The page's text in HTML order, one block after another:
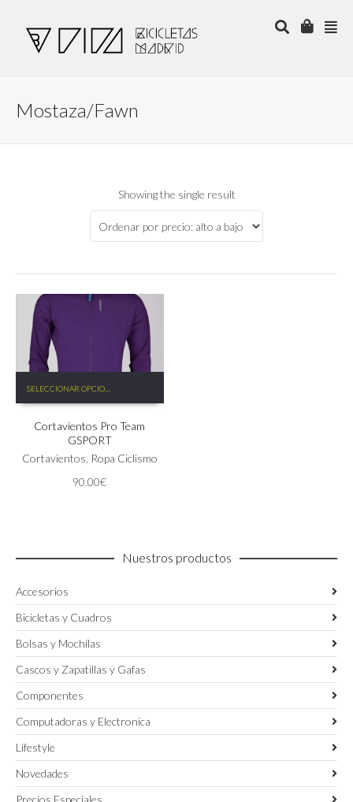
Mostaza/Fawn
Showing the single result
SELECCIONAR OPCIONES
producto
múltiples
Las
producto
Cortavientos Pro Team
GSPORT
Cortavientos, Ropa Ciclismo
90.00€
Nuestros productos
Accesorios
Bicicletas y Cuadros
Bolsas y Mochilas
Cascos y Zapatillas y Gafas
Componentes
Computadoras y Electronica
Lifestyle
Novedades